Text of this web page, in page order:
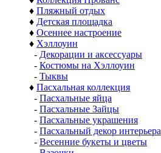
♦ Пляжный отдых
♦ Детская площадка
♦ Осеннее настроение
♦ Хэллоуин
- Декорации и аксессуары
- Костюмы на Хэллоуин
- Тыквы
♦ Пасхальная коллекция
- Пасхальные яйца
- Пасхальные Зайцы
- Пасхальные украшения
- Пасхальный декор интерьера
- Весенние букеты и цветы